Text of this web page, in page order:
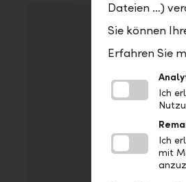
Dateien …)
Sie können
Erfahren Sie
Ich
Ich
mit